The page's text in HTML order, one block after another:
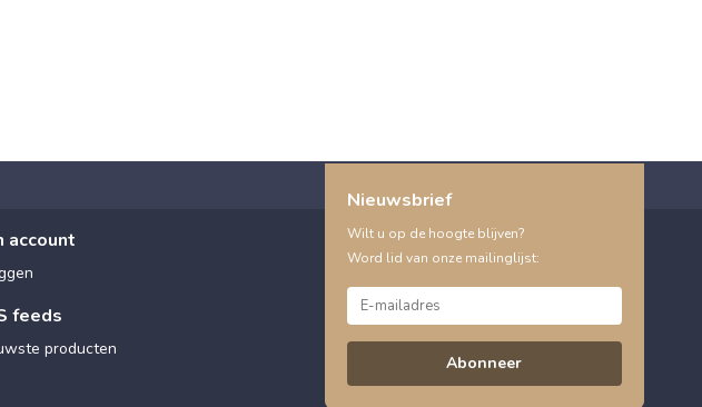
account
feeds
producten
Nieuwsbrief
Wilt u op de hoogte blijven?
Word lid van onze mailinglijst:
Abonneer